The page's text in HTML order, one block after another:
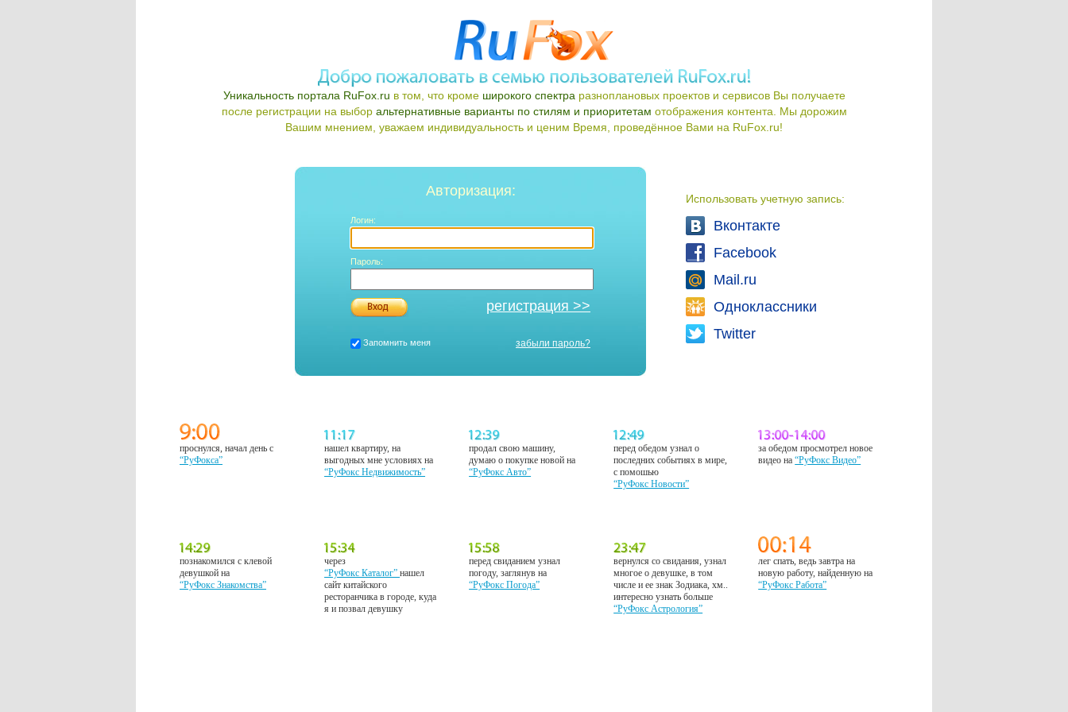
Уникальность портала RuFox.ru в том, что кроме широкого спектра разноплановых проектов и сервисов Вы получаете
после регистрации на выбор альтернативные варианты по стилям и приоритетам отображения контента. Мы дорожим
Вашим мнением, уважаем индивидуальность и ценим Время, проведённое Вами на RuFox.ru!
Использовать учетную запись:
Вконтакте
Facebook
Mail.ru
Одноклассники
Twitter
Авторизация:
Логин:
Пароль:
регистрация >>
Запомнить меня забыли пароль?
проснулся, начал день с
“РуФокса”
нашел квартиру, на
выгодных мне условиях на
“РуФокс Недвижимость”
продал свою машину,
думаю о покупке новой на
“РуФокс Авто”
перед обедом узнал о
последних событиях в мире,
с помошью
“РуФокс Новости”
за обедом просмотрел новое
видео на“РуФокс Видео”
познакомился с клевой
девушкой на
“РуФокс Знакомства”
через
“РуФокс Каталог”нашел
сайт китайского
ресторанчика в городе, куда
я и позвал девушку
перед свиданием узнал
погоду, заглянув на
“РуФокс Погода”
вернулся со свидания, узнал
многое о девушке, в том
числе и ее знак Зодиака, хм..
интересно узнать больше
“РуФокс Астрология”
лег спать, ведь завтра на
новую работу, найденную на
“РуФокс Работа”